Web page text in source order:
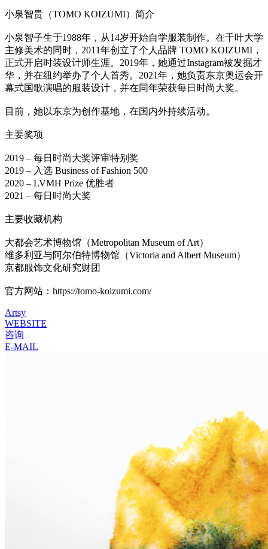
小泉智贵（TOMO KOIZUMI）简介
小泉智子生于1988年，从14岁开始自学服装制作。在千叶大学
主修美术的同时，2011年创立了个人品牌 TOMO KOIZUMI，
正式开启时装设计师生涯。2019年，她通过Instagram被发掘才
华，并在纽约举办了个人首秀。2021年，她负责东京奥运会开
幕式国歌演唱的服装设计，并在同年荣获每日时尚大奖。
目前，她以东京为创作基地，在国内外持续活动。
主要奖项
2019 – 每日时尚大奖评审特别奖
2019 – 入选 Business of Fashion 500
2020 – LVMH Prize 优胜者
2021 – 每日时尚大奖
主要收藏机构
大都会艺术博物馆（Metropolitan Museum of Art）
维多利亚与阿尔伯特博物馆（Victoria and Albert Museum）
京都服饰文化研究财团
官方网站：https://tomo-koizumi.com/
Artsy
WEBSITE
咨询
E-MAIL